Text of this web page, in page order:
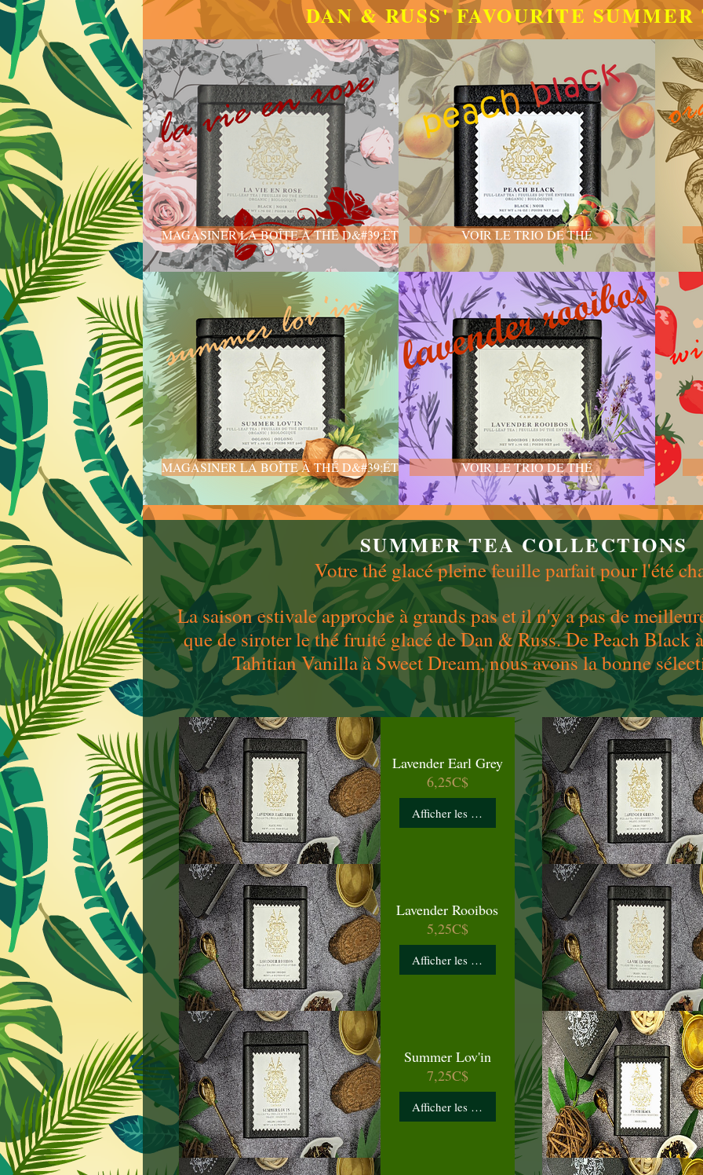
DAN & RUSS' FAVOURITE
MAGASINER LA BOÎTE À THÉ D&#39;ÉTÉ VOIR LE TRIO DE THÉ
MAGASINER LA BOÎTE À THÉ D&#39;ÉTÉ VOIR LE TRIO DE THÉ
SUMMER TEA COLLECTIONS
Votre thé glacé pleine feuille parfait pour l'été
La saison estivale approche à grands pas et il n'y a pas de
que de siroter le thé fruité glacé de Dan & Russ. De Peach Black
Tahitian Vanilla à Sweet Dream, nous avons la bonne
Lavender Earl Grey
6,25C$Prix
Afficher les détails
Lavender Rooibos
5,25C$Prix
Afficher les détails
Summer Lov'in
7,25C$Prix
Afficher les détails